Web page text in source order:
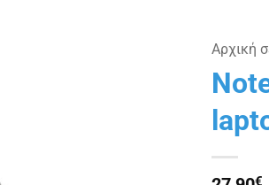
Αρχική
€